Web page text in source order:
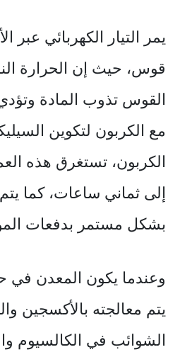
يمر التيار الكهربائي عبر
قوس، حيث إن الحرارة
القوس تذوب المادة
مع الكربون لتكوين
الكربون، تستغرق هذه
إلى ثماني ساعات، كما
بشكل مستمر بدفعات
وعندما يكون المعدن في
يتم معالجته بالأكسجين
الشوائب في الكالسيوم